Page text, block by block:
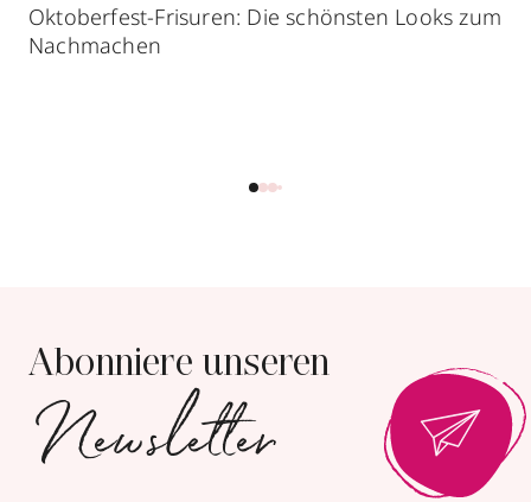
Oktoberfest-Frisuren: Die schönsten Looks zum
Nachmachen
Abonniere unseren
Newsletter